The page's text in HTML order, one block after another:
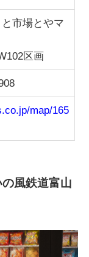
市場とやマ
区画
map/165
風鉄道富山